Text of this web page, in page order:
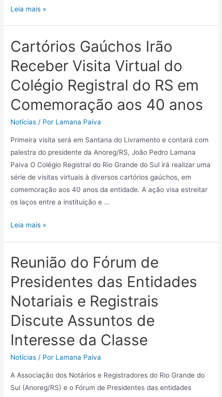
Leia mais »
Cartórios Gaúchos Irão
Receber Visita Virtual do
Colégio Registral do RS em
Comemoração aos 40 anos
Notícias / Por Lamana Paiva
Primeira visita será em Santana do Livramento e contará com
palestra do presidente da Anoreg/RS, João Pedro Lamana
Paiva O Colégio Registral do Rio Grande do Sul irá realizar uma
série de visitas virtuais à diversos cartórios gaúchos, em
comemoração aos 40 anos da entidade. A ação visa estreitar
os laços entre a instituição e …
Leia mais »
Reunião do Fórum de
Presidentes das Entidades
Notariais e Registrais
Discute Assuntos de
Interesse da Classe
Notícias / Por Lamana Paiva
A Associação dos Notários e Registradores do Rio Grande do
Sul (Anoreg/RS) e o Fórum de Presidentes das entidades